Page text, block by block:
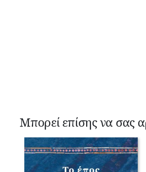
Μπορεί επίσης να σας